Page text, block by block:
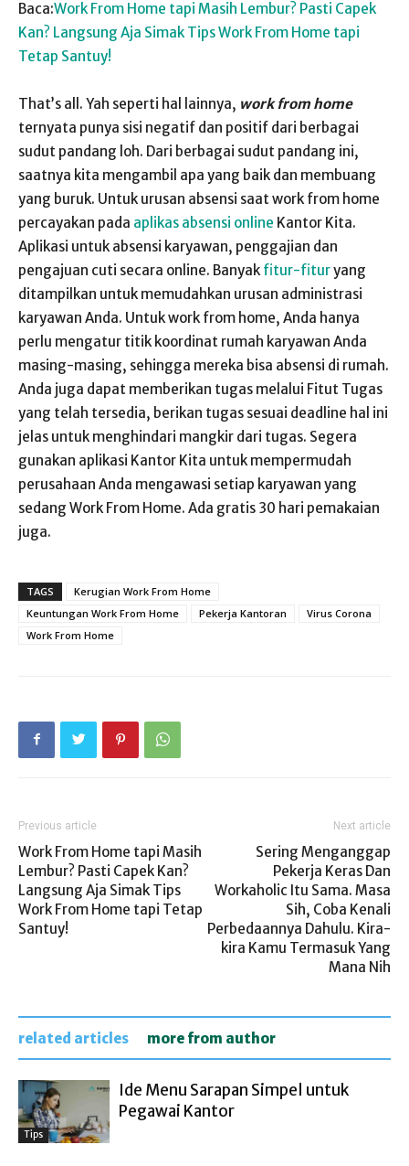
Baca:Work From Home tapi Masih Lembur? Pasti Capek
Kan? Langsung Aja Simak Tips Work From Home tapi
Tetap Santuy!
That’s all. Yah seperti hal lainnya, work from home
ternyata punya sisi negatif dan positif dari berbagai
sudut pandang loh. Dari berbagai sudut pandang ini,
saatnya kita mengambil apa yang baik dan membuang
yang buruk. Untuk urusan absensi saat work from home
percayakan pada aplikas absensi online Kantor Kita.
Aplikasi untuk absensi karyawan, penggajian dan
pengajuan cuti secara online. Banyakfitur-fituryang
ditampilkan untuk memudahkan urusan administrasi
karyawan Anda. Untuk work from home, Anda hanya
perlu mengatur titik koordinat rumah karyawan Anda
masing-masing, sehingga mereka bisa absensi di rumah.
Anda juga dapat memberikan tugas melalui Fitut Tugas
yang telah tersedia, berikan tugas sesuai deadline hal ini
jelas untuk menghindari mangkir dari tugas. Segera
gunakan aplikasi Kantor Kita untuk mempermudah
perusahaan Anda mengawasi setiap karyawan yang
sedang Work From Home. Ada gratis 30 hari pemakaian
juga.
TAGS
Kerugian Work From Home
Keuntungan Work From Home
Pekerja Kantoran
Virus Corona
Work From Home
Previous article
Work From Home tapi Masih
Lembur? Pasti Capek Kan?
Langsung Aja Simak Tips
Work From Home tapi Tetap
Santuy!
Next article
Sering Menganggap
Pekerja Keras Dan
Workaholic Itu Sama. Masa
Sih, Coba Kenali
Perbedaannya Dahulu. Kira-
kira Kamu Termasuk Yang
Mana Nih
related articles more from author
Tips
Ide Menu Sarapan Simpel untuk
Pegawai Kantor